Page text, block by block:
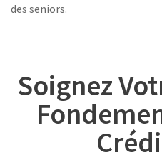
des seniors.
Soignez